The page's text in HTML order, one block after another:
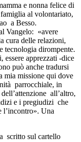
e nonna felice di
al volontariato,
a Besso.
Vangelo: «avere
cura delle relazioni,
tecnologia dirompente.
essere apprezzati -dice
può anche tradursi
mia missione qui dove
parrocchiale, in
all’altro,
e i pregiudizi che
l’incontro». Una
scritto sul cartello